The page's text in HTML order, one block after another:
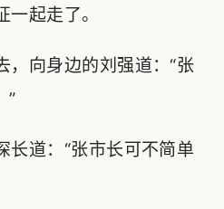
起走了。
向身边的刘强道：“张
”
道：“张市长可不简单